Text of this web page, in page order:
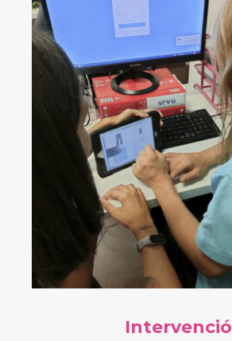
Intervenció